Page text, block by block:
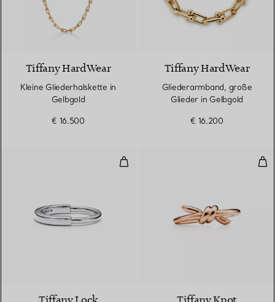
Tiffany HardWear
Kleine Gliederhalskette in
Gelbgold
€ 16.500
Tiffany HardWear
Gliederarmband, große
Glieder in Gelbgold
€ 16.200
Ring in Weißgold